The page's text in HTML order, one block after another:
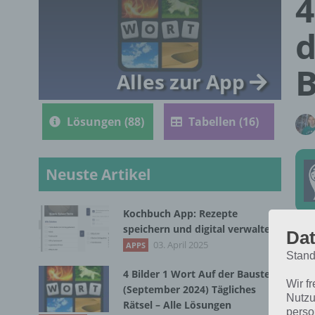
4
Alles zur App
Lösungen (88) Tabellen (16)
Neuste Artikel
Kochbuch App: Rezepte
speichern und digital verwalten
APPS 03. April 2025
4 Bilder 1 Wort Auf der Baustelle
(September 2024) Tägliches
Rätsel – Alle Lösungen
Wir